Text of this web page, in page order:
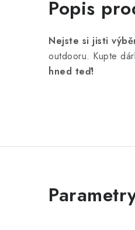
Popis
Nejste si jisti
outdooru. Kupte
hned teď!